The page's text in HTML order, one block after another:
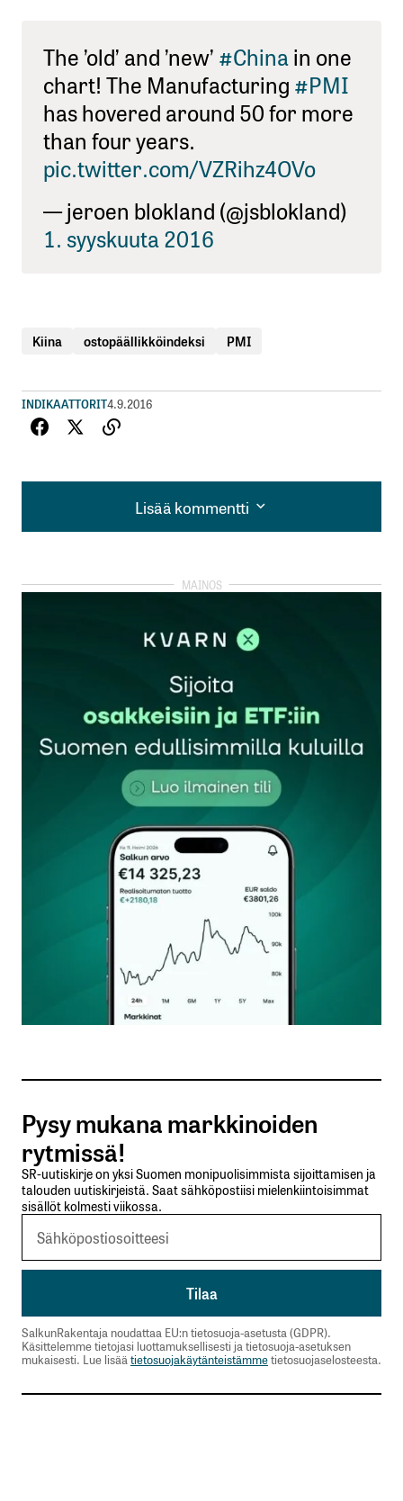
The ’old’ and ’new’#Chinain one
chart! The Manufacturing#PMI
has hovered around 50 for more
than four years.
pic.twitter.com/VZRihz4OVo
— jeroen blokland (@jsblokland)
1. syyskuuta 2016
Kiina ostopäällikköindeksi PMI
INDIKAATTORIT4.9.2016
Lisää kommentti
Lisää kommentti
kirjautua
rekisteröityä
Sähköpostiosoitettasi ei julkaista.Pakolliset
kentät on merkitty*
Kommentti*
Nimesi tai nimimerkkisi
Sähköpostiosoitteesi
Tilaa SalkunRakentajan uutiskirje
Lähetä kommentti
Pysy mukana markkinoiden
rytmissä!
SR-uutiskirje on yksi Suomen monipuolisimmista sijoittamisen ja
talouden uutiskirjeistä. Saat sähköpostiisi mielenkiintoisimmat
sisällöt kolmesti viikossa.
SalkunRakentaja noudattaa EU:n tietosuoja-asetusta (GDPR).
Käsittelemme tietojasi luottamuksellisesti ja tietosuoja-asetuksen
mukaisesti. Lue lisää tietosuojakäytänteistämmetietosuojaselosteesta.